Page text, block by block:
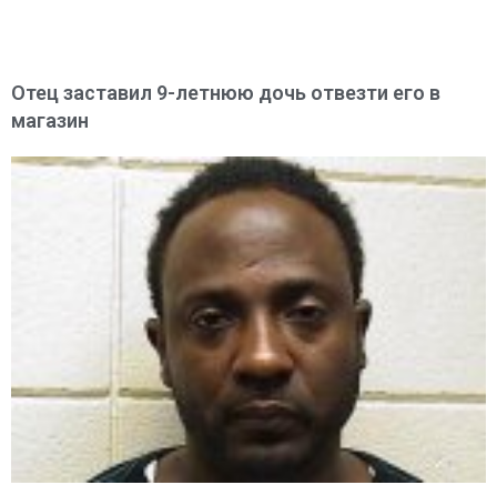
Отец заставил 9-летнюю дочь отвезти его в
магазин